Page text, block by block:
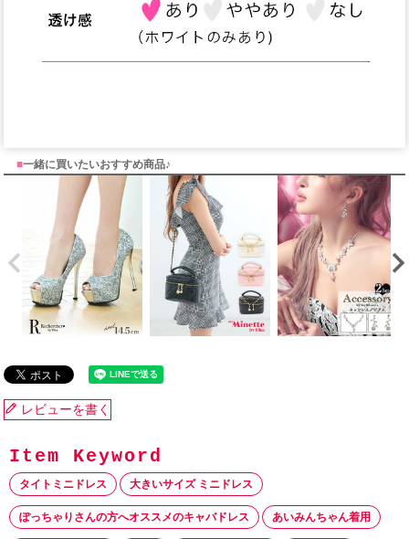
■一緒に買いたいおすすめ商品♪
レビューを書く
タイトミニドレス 大きいサイズ ミニドレス
ぽっちゃりさんの方へオススメのキャバドレス あいみんちゃん着用